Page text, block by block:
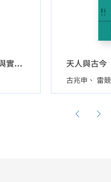
「一國兩制」的理論創新與實踐創新 天人與古今
古兆申 雷